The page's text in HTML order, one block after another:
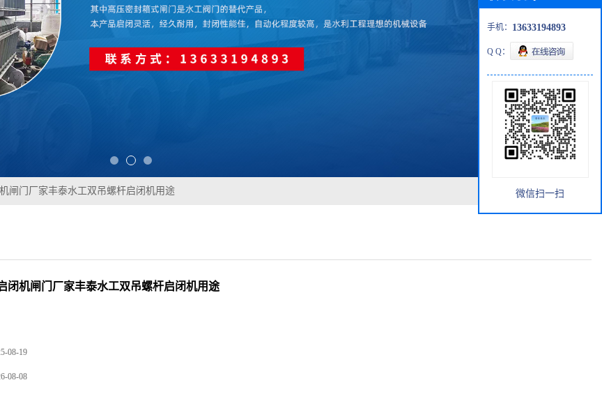
闸门厂家丰泰水工双吊螺杆启闭机用途
闭机闸门厂家丰泰水工双吊螺杆启闭机用途
08-19
08-08
手机： 13633194893
Q Q：
微信扫一扫